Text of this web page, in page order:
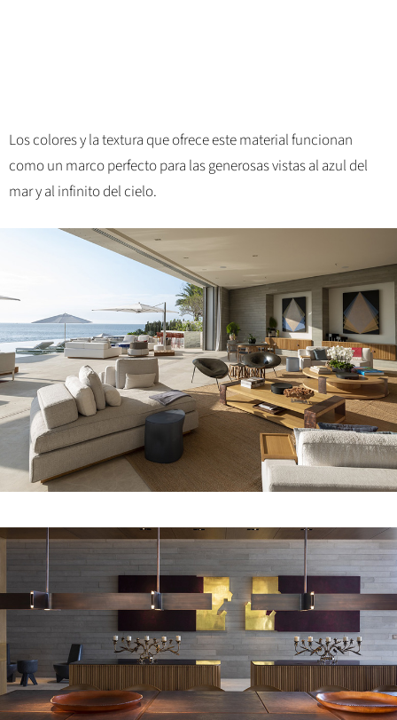
Los colores y la textura que ofrece este material funcionan
como un marco perfecto para las generosas vistas al azul del
mar y al infinito del cielo.